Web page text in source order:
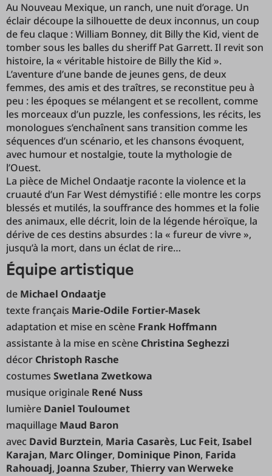
Au Nouveau Mexique, un ranch, une nuit d’orage. Un
éclair découpe la silhouette de deux inconnus, un coup
de feu claque : William Bonney, dit Billy the Kid, vient de
tomber sous les balles du sheriff Pat Garrett. Il revit son
histoire, la « véritable histoire de Billy the Kid ».
L’aventure d’une bande de jeunes gens, de deux
femmes, des amis et des traîtres, se reconstitue peu à
peu : les époques se mélangent et se recollent, comme
les morceaux d’un puzzle, les confessions, les récits, les
monologues s’enchaînent sans transition comme les
séquences d’un scénario, et les chansons évoquent,
avec humour et nostalgie, toute la mythologie de
l’Ouest.
La pièce de Michel Ondaatje raconte la violence et la
cruauté d’un Far West démystifié : elle montre les corps
blessés et mutilés, la souffrance des hommes et la folie
des animaux, elle décrit, loin de la légende héroïque, la
dérive de ces destins absurdes : la « fureur de vivre »,
jusqu’à la mort, dans un éclat de rire…
équipe artistique
de Michael Ondaatje
texte français Marie-Odile Fortier-Masek
adaptation et mise en scène Frank Hoffmann
assistante à la mise en scène Christina Seghezzi
décor Christoph Rasche
costumes Swetlana Zwetkowa
musique originale René Nuss
lumière Daniel Touloumet
maquillage Maud Baron
avec David Burztein, Maria Casarès, Luc Feit, Isabel
Karajan, Marc Olinger, Dominique Pinon, Farida
Rahouadj, Joanna Szuber, Thierry van Werweke